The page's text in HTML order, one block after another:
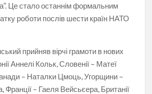
Це стало останнім формальним
роботи послів шести країн НАТО
прийняв вірчі грамоти в нових
Аннелі Кольк, Словенії – Матеї
– Наталки Цмоць, Угорщини –
Франції – Гаеля Вейсьєера, Британії